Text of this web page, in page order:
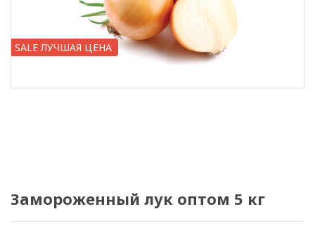
SALE ЛУЧШАЯ ЦЕНА
Замороженный лук оптом 5 кг